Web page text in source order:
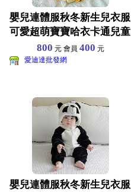
嬰兒連體服秋冬新生兒衣服
可愛超萌寶寶哈衣卡通兒童
睡衣爬服 尺寸70-1
800 元 會員 400 元
愛迪達批發網
嬰兒連體服秋冬新生兒衣服